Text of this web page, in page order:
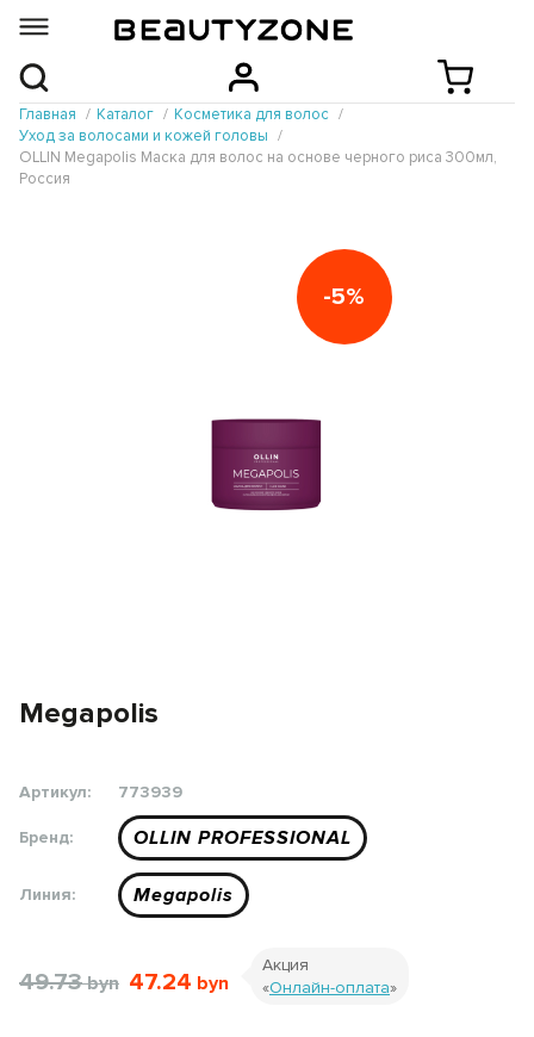
Главная Каталог
Косметика для волос
Уход за волосами и кожей головы
OLLIN Megapolis Маска для волос на основе черного риса 300мл,
Россия
-5%
Megapolis
Артикул: 773939
Бренд: OLLIN PROFESSIONAL
Линия: Megapolis
49.73 47.24
Акция
«Онлайн-оплата»